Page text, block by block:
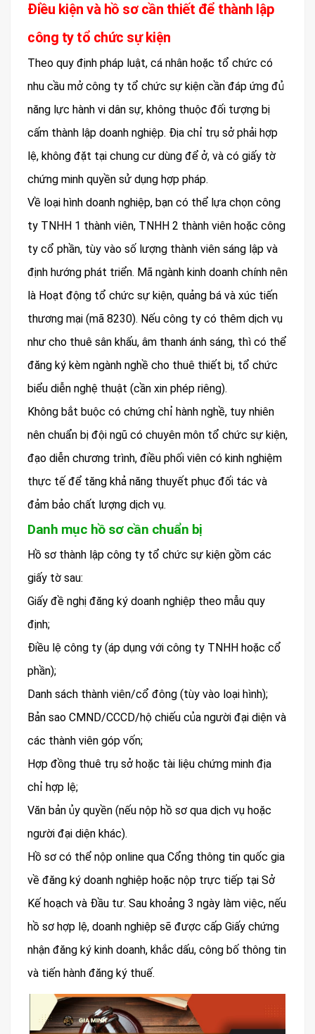
Điều kiện và hồ sơ cần thiết để thành lập
công ty tổ chức sự kiện
Theo quy định pháp luật, cá nhân hoặc tổ chức có
nhu cầu mở công ty tổ chức sự kiện cần đáp ứng đủ
năng lực hành vi dân sự, không thuộc đối tượng bị
cấm thành lập doanh nghiệp. Địa chỉ trụ sở phải hợp
lệ, không đặt tại chung cư dùng để ở, và có giấy tờ
chứng minh quyền sử dụng hợp pháp.
Về loại hình doanh nghiệp, bạn có thể lựa chọn công
ty TNHH 1 thành viên, TNHH 2 thành viên hoặc công
ty cổ phần, tùy vào số lượng thành viên sáng lập và
định hướng phát triển. Mã ngành kinh doanh chính nên
là Hoạt động tổ chức sự kiện, quảng bá và xúc tiến
thương mại (mã 8230). Nếu công ty có thêm dịch vụ
như cho thuê sân khấu, âm thanh ánh sáng, thì có thể
đăng ký kèm ngành nghề cho thuê thiết bị, tổ chức
biểu diễn nghệ thuật (cần xin phép riêng).
Không bắt buộc có chứng chỉ hành nghề, tuy nhiên
nên chuẩn bị đội ngũ có chuyên môn tổ chức sự kiện,
đạo diễn chương trình, điều phối viên có kinh nghiệm
thực tế để tăng khả năng thuyết phục đối tác và
đảm bảo chất lượng dịch vụ.
Danh mục hồ sơ cần chuẩn bị
Hồ sơ thành lập công ty tổ chức sự kiện gồm các
giấy tờ sau:
Giấy đề nghị đăng ký doanh nghiệp theo mẫu quy
định;
Điều lệ công ty (áp dụng với công ty TNHH hoặc cổ
phần);
Danh sách thành viên/cổ đông (tùy vào loại hình);
Bản sao CMND/CCCD/hộ chiếu của người đại diện và
các thành viên góp vốn;
Hợp đồng thuê trụ sở hoặc tài liệu chứng minh địa
chỉ hợp lệ;
Văn bản ủy quyền (nếu nộp hồ sơ qua dịch vụ hoặc
người đại diện khác).
Hồ sơ có thể nộp online qua Cổng thông tin quốc gia
về đăng ký doanh nghiệp hoặc nộp trực tiếp tại Sở
Kế hoạch và Đầu tư. Sau khoảng 3 ngày làm việc, nếu
hồ sơ hợp lệ, doanh nghiệp sẽ được cấp Giấy chứng
nhận đăng ký kinh doanh, khắc dấu, công bố thông tin
và tiến hành đăng ký thuế.